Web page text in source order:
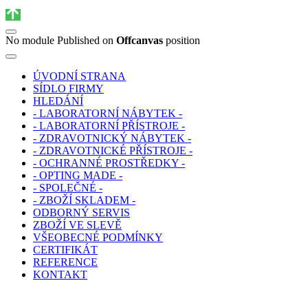
No module Published on Offcanvas position
ÚVODNÍ STRANA
SÍDLO FIRMY
HLEDÁNÍ
- LABORATORNÍ NÁBYTEK -
- LABORATORNÍ PŘÍSTROJE -
- ZDRAVOTNICKÝ NÁBYTEK -
- ZDRAVOTNICKÉ PŘÍSTROJE -
- OCHRANNÉ PROSTŘEDKY -
- OPTING MADE -
- SPOLEČNÉ -
- ZBOŽÍ SKLADEM -
ODBORNÝ SERVIS
ZBOŽÍ VE SLEVĚ
VŠEOBECNÉ PODMÍNKY
CERTIFIKÁT
REFERENCE
KONTAKT